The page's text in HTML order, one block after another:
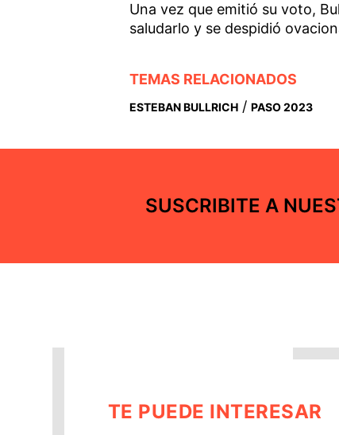
Una vez que emitió su voto,
saludarlo y se despidió
TEMAS RELACIONADOS
ESTEBAN BULLRICH/ PASO 2023
SUSCRIBITE A
TE PUEDE INTERESAR